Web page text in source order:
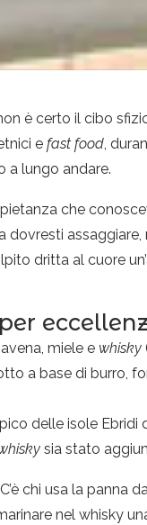
è certo il cibo
efast food,
a lungo andare.
che
dritta al cuore
miele e whisky
a base di burro,
delle isole Ebridi
sia stato
chi usa la panna
nel whisky